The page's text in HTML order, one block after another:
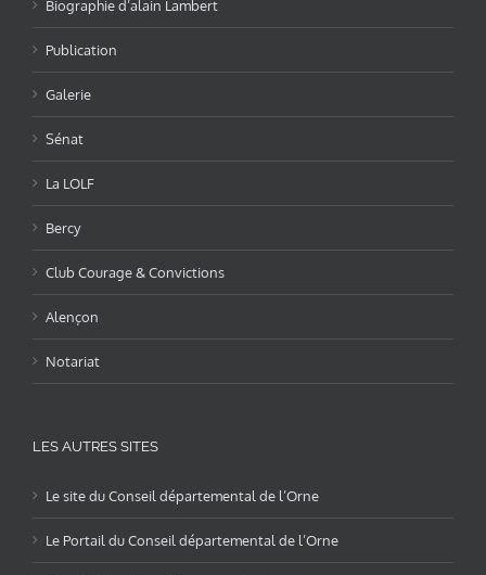
Biographie d’alain Lambert
Publication
Galerie
Sénat
La LOLF
Bercy
Club Courage & Convictions
Alençon
Notariat
LES AUTRES SITES
Le site du Conseil départemental de l’Orne
Le Portail du Conseil départemental de l’Orne